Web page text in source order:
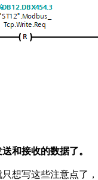
和接收的数据了。
想写这些注意点了